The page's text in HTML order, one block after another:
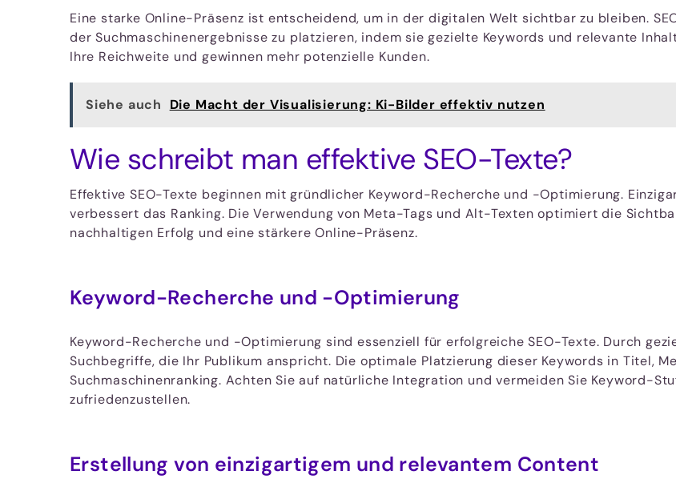
Eine starke Online-Präsenz ist entscheidend, um in der digitalen Welt sichtbar zu bleiben.
der Suchmaschinenergebnisse zu platzieren, indem sie gezielte Keywords und relevante
Ihre Reichweite und gewinnen mehr potenzielle Kunden.
Siehe auch Die Macht der Visualisierung: Ki-Bilder effektiv nutzen
Wie schreibt man effektive SEO-Texte?
Effektive SEO-Texte beginnen mit gründlicher Keyword-Recherche und -Optimierung.
verbessert das Ranking. Die Verwendung von Meta-Tags und Alt-Texten optimiert die
nachhaltigen Erfolg und eine stärkere Online-Präsenz.
Keyword-Recherche und -Optimierung
Keyword-Recherche und -Optimierung sind essenziell für erfolgreiche SEO-Texte. Durch
Suchbegriffe, die Ihr Publikum anspricht. Die optimale Platzierung dieser Keywords in Titel,
Suchmaschinenranking. Achten Sie auf natürliche Integration und vermeiden Sie Keyword-
zufriedenzustellen.
Erstellung von einzigartigem und relevantem Content